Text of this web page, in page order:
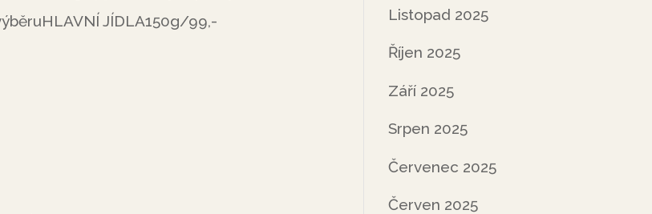
JÍDLA150g/99,-
Listopad 2025
Říjen 2025
Září 2025
Srpen 2025
Červenec 2025
Červen 2025